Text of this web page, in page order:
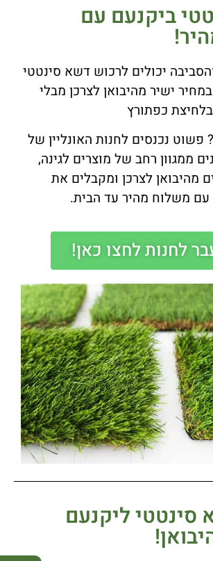
ביקנעם עם
יכולים לרכוש דשא סינטטי
במחיר ישיר מהיבואן לצרכן מבלי
כפתורץ
פשוט נכנסים לחנות האונליין של
ממגוון רחב של מוצרים לגינה,
מהיבואן לצרכן ומקבלים את
משלוח מהיר עד הבית.
לחנות לחצו כאן!
סינטטי ליקנעם